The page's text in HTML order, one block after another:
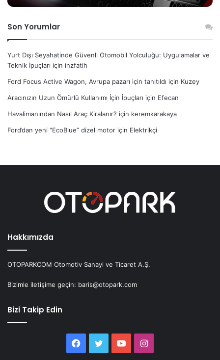
Son Yorumlar
Yurt Dışı Seyahatinde Güvenli Otomobil Yolculuğu: Uygulamalar ve
Teknik İpuçları için inzfatih
Ford Focus Active Wagon, Avrupa pazarı için tanıtıldı için Kuzey
Aracınızın Uzun Ömürlü Kullanımı İçin İpuçları için Efecan
Havalimanından Nasıl Araç Kiralanır? için keremkarakaya
Ford’dan yeni “EcoBlue” dizel motor için Elektrikçi
Hakkımızda
OTOPARKCOM Otomotiv Sanayi ve Ticaret A.Ş.
Bizimle iletişime geçin: baris@otopark.com
Bizi Takip Edin
Facebook
Twitter YouTubeInstagram